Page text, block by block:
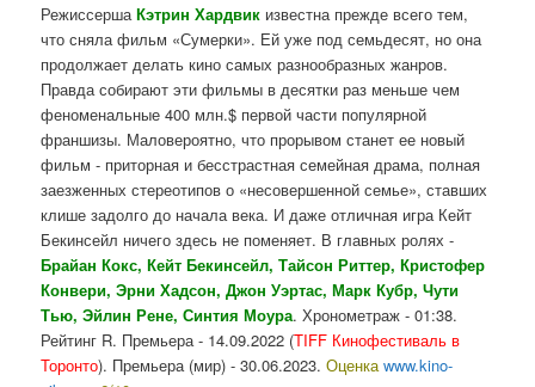
РежиссершаКэтрин Хардвик известна прежде всего тем,
что сняла фильм «Сумерки». Ей уже под семьдесят, но она
продолжает делать кино самых разнообразных жанров.
Правда собирают эти фильмы в десятки раз меньше чем
феноменальные 400 млн.$ первой части популярной
франшизы. Маловероятно, что прорывом станет ее новый
фильм - приторная и бесстрастная семейная драма, полная
заезженных стереотипов о «несовершенной семье», ставших
клише задолго до начала века. И даже отличная игра Кейт
Бекинсейл ничего здесь не поменяет. В главных ролях -
Брайан Кокс, Кейт Бекинсейл, Тайсон Риттер, Кристофер
Конвери, Эрни Хадсон, Джон Уэртас, Марк Кубр, Чути
Тью, Эйлин Рене, Синтия Моура. Хронометраж - 01:38.
Рейтинг R. Премьера - 14.09.2022 (TIFF Кинофестиваль в
Торонто). Премьера (мир) - 30.06.2023.Оценкаwww.kino-